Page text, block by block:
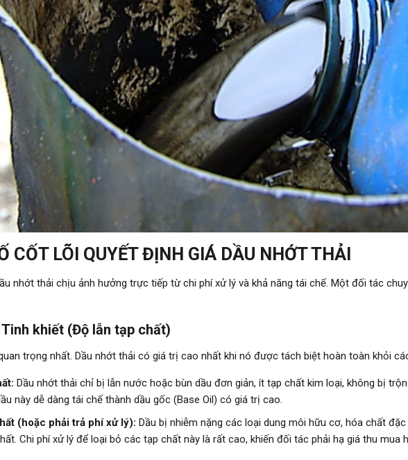
CỐT LÕI QUYẾT ĐỊNH GIÁ DẦU NHỚT THẢI
nhớt thải chịu ảnh hưởng trực tiếp từ chi phí xử lý và khả năng tái chế. Một đối tác
khiết (Độ lẫn tạp chất)
trọng nhất. Dầu nhớt thải có giá trị cao nhất khi nó được tách biệt hoàn toàn khỏi
Dầu nhớt thải chỉ bị lẫn nước hoặc bùn dầu đơn giản, ít tạp chất kim loại, không bị
này dễ dàng tái chế thành dầu gốc (Base Oil) có giá trị cao.
(hoặc phải trả phí xử lý): Dầu bị nhiễm nặng các loại dung môi hữu cơ, hóa chất
Chi phí xử lý để loại bỏ các tạp chất này là rất cao, khiến đối tác phải hạ giá thu mua